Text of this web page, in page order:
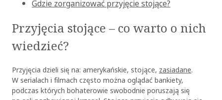
Gdzie zorganizować przyjęcie stojące?
Przyjęcia stojące – co warto o nich
wiedzieć?
Przyjęcia dzieli się na: amerykańskie, stojące, zasiadane.
W serialach i filmach często można oglądać bankiety,
podczas których bohaterowie swobodnie poruszają się